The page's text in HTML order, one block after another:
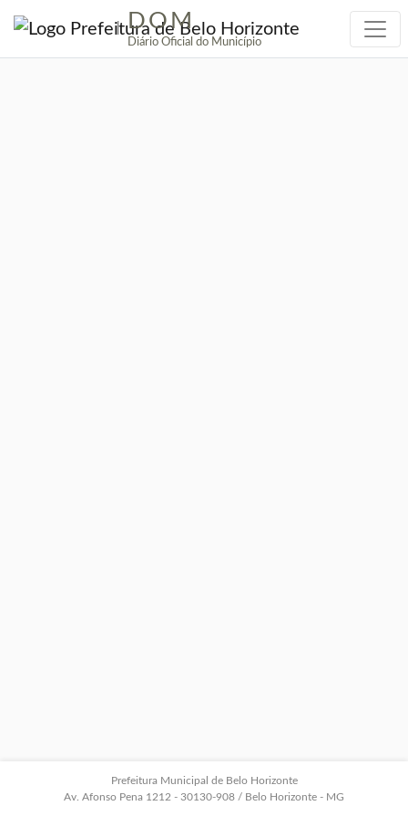
| DOM
Diário Oficial do Município
Prefeitura Municipal de Belo Horizonte
Av. Afonso Pena 1212 - 30130-908 / Belo Horizonte - MG